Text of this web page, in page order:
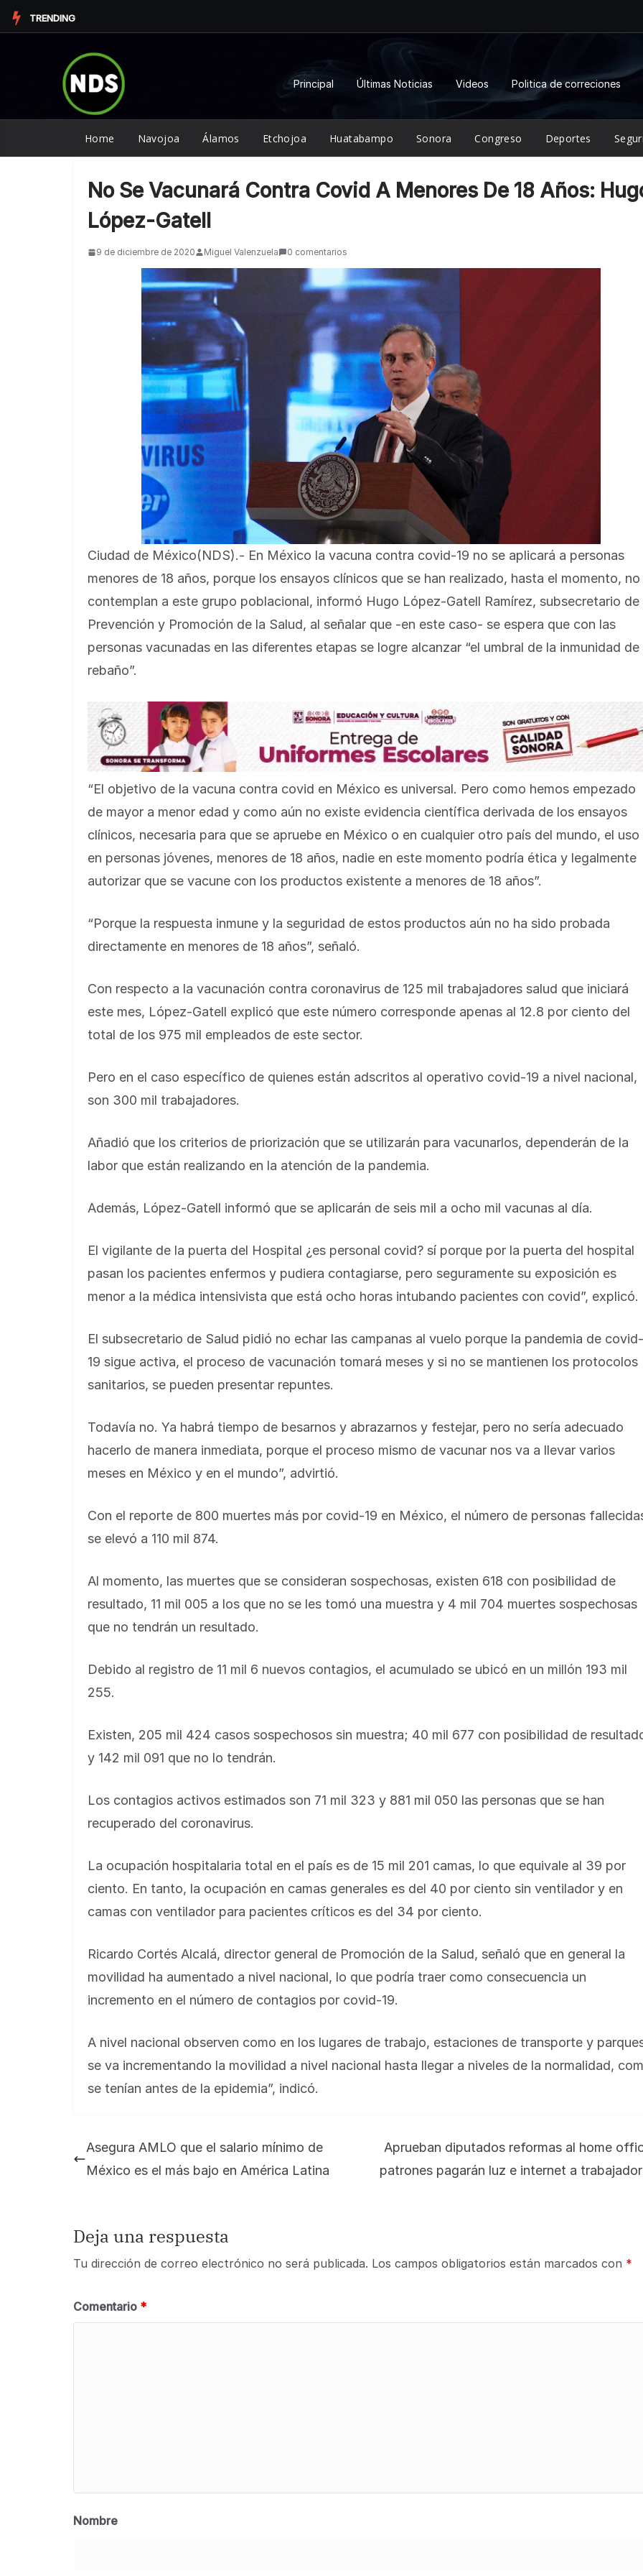
Saltar
al
TRENDING
Principal Últimas Noticias Videos Politica de correciones
Home Navojoa Álamos Etchojoa Huatabampo Sonora Congreso Deportes
No Se Vacunará Contra Covid A Menores De 18 Años:
López-Gatell
9 de diciembre de 2020 Miguel Valenzuela 0 comentarios
Ciudad de México(NDS).- En México la vacuna contra covid-19 no se aplicará a personas
menores de 18 años, porque los ensayos clínicos que se han realizado, hasta el momento, no
contemplan a este grupo poblacional, informó Hugo López-Gatell Ramírez, subsecretario de
Prevención y Promoción de la Salud, al señalar que -en este caso- se espera que con las
personas vacunadas en las diferentes etapas se logre alcanzar “el umbral de la inmunidad de
rebaño”.
“El objetivo de la vacuna contra covid en México es universal. Pero como hemos empezado
de mayor a menor edad y como aún no existe evidencia científica derivada de los ensayos
clínicos, necesaria para que se apruebe en México o en cualquier otro país del mundo, el uso
en personas jóvenes, menores de 18 años, nadie en este momento podría ética y legalmente
autorizar que se vacune con los productos existente a menores de 18 años”.
“Porque la respuesta inmune y la seguridad de estos productos aún no ha sido probada
directamente en menores de 18 años”, señaló.
Con respecto a la vacunación contra coronavirus de 125 mil trabajadores salud que iniciará
este mes, López-Gatell explicó que este número corresponde apenas al 12.8 por ciento del
total de los 975 mil empleados de este sector.
Pero en el caso específico de quienes están adscritos al operativo covid-19 a nivel nacional,
son 300 mil trabajadores.
Añadió que los criterios de priorización que se utilizarán para vacunarlos, dependerán de la
labor que están realizando en la atención de la pandemia.
Además, López-Gatell informó que se aplicarán de seis mil a ocho mil vacunas al día.
El vigilante de la puerta del Hospital ¿es personal covid? sí porque por la puerta del hospital
pasan los pacientes enfermos y pudiera contagiarse, pero seguramente su exposición es
menor a la médica intensivista que está ocho horas intubando pacientes con covid”, explicó.
El subsecretario de Salud pidió no echar las campanas al vuelo porque la pandemia de covid-
19 sigue activa, el proceso de vacunación tomará meses y si no se mantienen los protocolos
sanitarios, se pueden presentar repuntes.
Todavía no. Ya habrá tiempo de besarnos y abrazarnos y festejar, pero no sería adecuado
hacerlo de manera inmediata, porque el proceso mismo de vacunar nos va a llevar varios
meses en México y en el mundo”, advirtió.
Con el reporte de 800 muertes más por covid-19 en México, el número de personas
se elevó a 110 mil 874.
Al momento, las muertes que se consideran sospechosas, existen 618 con posibilidad de
resultado, 11 mil 005 a los que no se les tomó una muestra y 4 mil 704 muertes sospechosas
que no tendrán un resultado.
Debido al registro de 11 mil 6 nuevos contagios, el acumulado se ubicó en un millón 193 mil
255.
Existen, 205 mil 424 casos sospechosos sin muestra; 40 mil 677 con posibilidad de
y 142 mil 091 que no lo tendrán.
Los contagios activos estimados son 71 mil 323 y 881 mil 050 las personas que se han
recuperado del coronavirus.
La ocupación hospitalaria total en el país es de 15 mil 201 camas, lo que equivale al 39 por
ciento. En tanto, la ocupación en camas generales es del 40 por ciento sin ventilador y en
camas con ventilador para pacientes críticos es del 34 por ciento.
Ricardo Cortés Alcalá, director general de Promoción de la Salud, señaló que en general la
movilidad ha aumentado a nivel nacional, lo que podría traer como consecuencia un
incremento en el número de contagios por covid-19.
A nivel nacional observen como en los lugares de trabajo, estaciones de transporte y
se va incrementando la movilidad a nivel nacional hasta llegar a niveles de la normalidad,
se tenían antes de la epidemia”, indicó.
Asegura AMLO que el salario mínimo de
México es el más bajo en América Latina
Aprueban diputados reformas al home
patrones pagarán luz e internet a
Deja una respuesta
Tu dirección de correo electrónico no será publicada. Los campos obligatorios están marcados con *
Comentario *
Nombre